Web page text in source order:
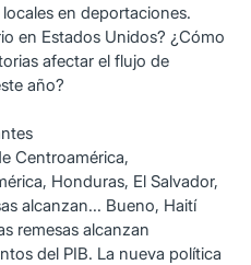
en deportaciones.
en Estados Unidos? ¿Cómo
afectar el flujo de
año?
Centroamérica,
Honduras, El Salvador,
alcanzan... Bueno, Haití
remesas alcanzan
del PIB. La nueva política